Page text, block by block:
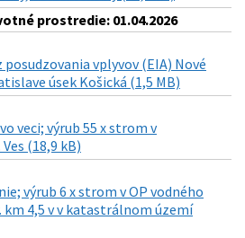
prostredie: 01.04.2026
vplyvov (EIA) Nové
úsek Košická (1,5 MB)
veci; výrub 55 x strom v
(18,9 kB)
výrub 6 x strom v OP vodného
4,5 v v katastrálnom území